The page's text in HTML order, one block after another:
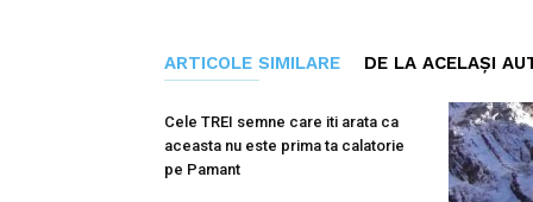
ARTICOLE SIMILARE DE LA ACELAȘI
Cele TREI semne care iti arata ca
aceasta nu este prima ta calatorie
pe Pamant